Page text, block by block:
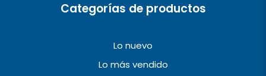
Categorías de productos
Lo nuevo
Lo más vendido